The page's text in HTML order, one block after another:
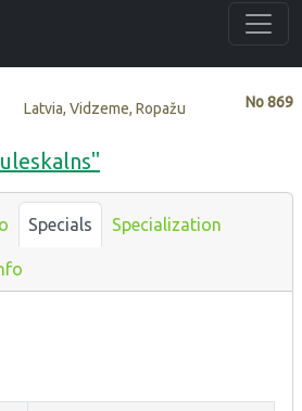
No869
Latvia, Vidzeme, Ropažu
Specials Specialization